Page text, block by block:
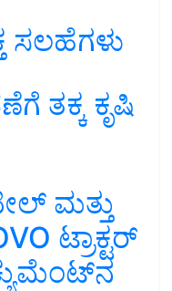
ಸಲಹೆಗಳು
ತಕ್ಕ ಕೃಷಿ
ಮತ್ತು
ಟ್ರಾಕ್ಟರ್